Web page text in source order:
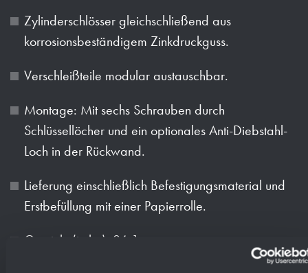
Zylinderschlösser gleichschließend aus
korrosionsbeständigem Zinkdruckguss.
Verschleißteile modular austauschbar.
Montage: Mit sechs Schrauben durch
Schlüssellöcher und ein optionales Anti-Diebstahl-
Loch in der Rückwand.
Lieferung einschließlich Befestigungsmaterial und
Erstbefüllung mit einer Papierrolle.
Gewicht (in kg): 26.1